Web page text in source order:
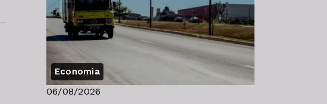
Economia
06/08/2026